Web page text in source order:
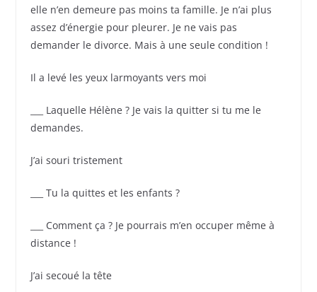
elle n’en demeure pas moins ta famille. Je n’ai plus
assez d’énergie pour pleurer. Je ne vais pas
demander le divorce. Mais à une seule condition !
Il a levé les yeux larmoyants vers moi
___ Laquelle Hélène ? Je vais la quitter si tu me le
demandes.
J’ai souri tristement
___ Tu la quittes et les enfants ?
___ Comment ça ? Je pourrais m’en occuper même à
distance !
J’ai secoué la tête